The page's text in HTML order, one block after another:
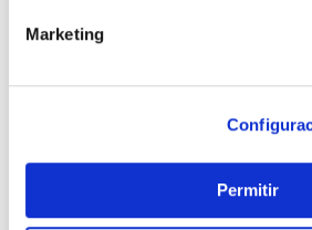
Marketing
Permitir
PRECIO ESPECIAL
Zum